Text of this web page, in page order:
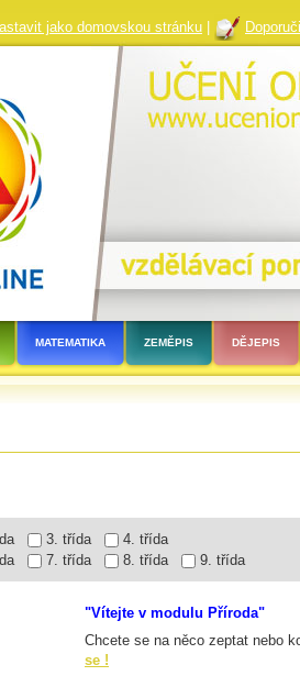
jako domovskou stránku
MATEMATIKA ZEMĚPIS DĚJEPIS
3. třída
4. třída
7. třída 8. třída 9. třída
"Vítejte v modulu Příroda"
Chcete se na něco zeptat nebo
se !